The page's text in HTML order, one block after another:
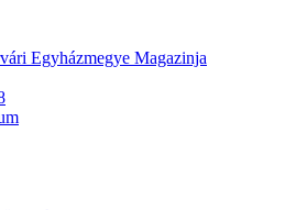
Egyházmegye Magazinja